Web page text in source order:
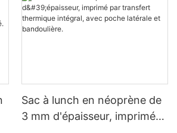
Sac à lunch en néoprène de
3 mm d'épaisseur, imprimé